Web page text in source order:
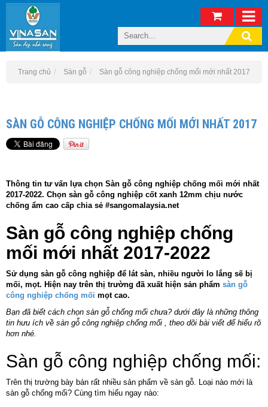
Trang chủ Sàn gỗ Sàn gỗ công nghiệp chống mối mới nhất 2017
SÀN GỖ CÔNG NGHIỆP CHỐNG MỐI MỚI NHẤT 2017
Thông tin tư vấn lựa chọn Sàn gỗ công nghiệp chống mối mới nhất
2017-2022. Chọn sàn gỗ công nghiệp cốt xanh 12mm chịu nước
chống ẩm cao cấp chia sẻ #sangomalaysia.net
Sàn gỗ công nghiệp chống
mối mới nhất 2017-2022
Sử dụng sàn gỗ công nghiệp để lát sàn, nhiều người lo lắng sẽ bị
mối, mọt. Hiện nay trên thị trường đã xuất hiện sản phẩm sàn gỗ
công nghiệp chống mối mọt cao.
Bạn đã biết cách chọn sàn gỗ chống mối chưa? dưới đây là những thông
tin hưu ích về sàn gỗ công nghiệp chống mối , theo dõi bài viết để hiểu rõ
hơn nhé.
Sàn gỗ công nghiệp chống mối:
Trên thị trường bày bán rất nhiều sản phẩm về sàn gỗ. Loại nào mới là
sàn gỗ chống mối? Cùng tìm hiểu ngay nào: